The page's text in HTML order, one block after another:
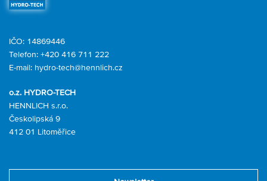
o.z. HYDRO-TECH
HENNLICH s.r.o.
Českolipská 9
412 01 Litoměřice
IČO: 14869446
Telefon: +420 416 711 222
E-mail: hydro-tech@hennlich.cz